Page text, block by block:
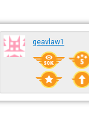
geavlaw1